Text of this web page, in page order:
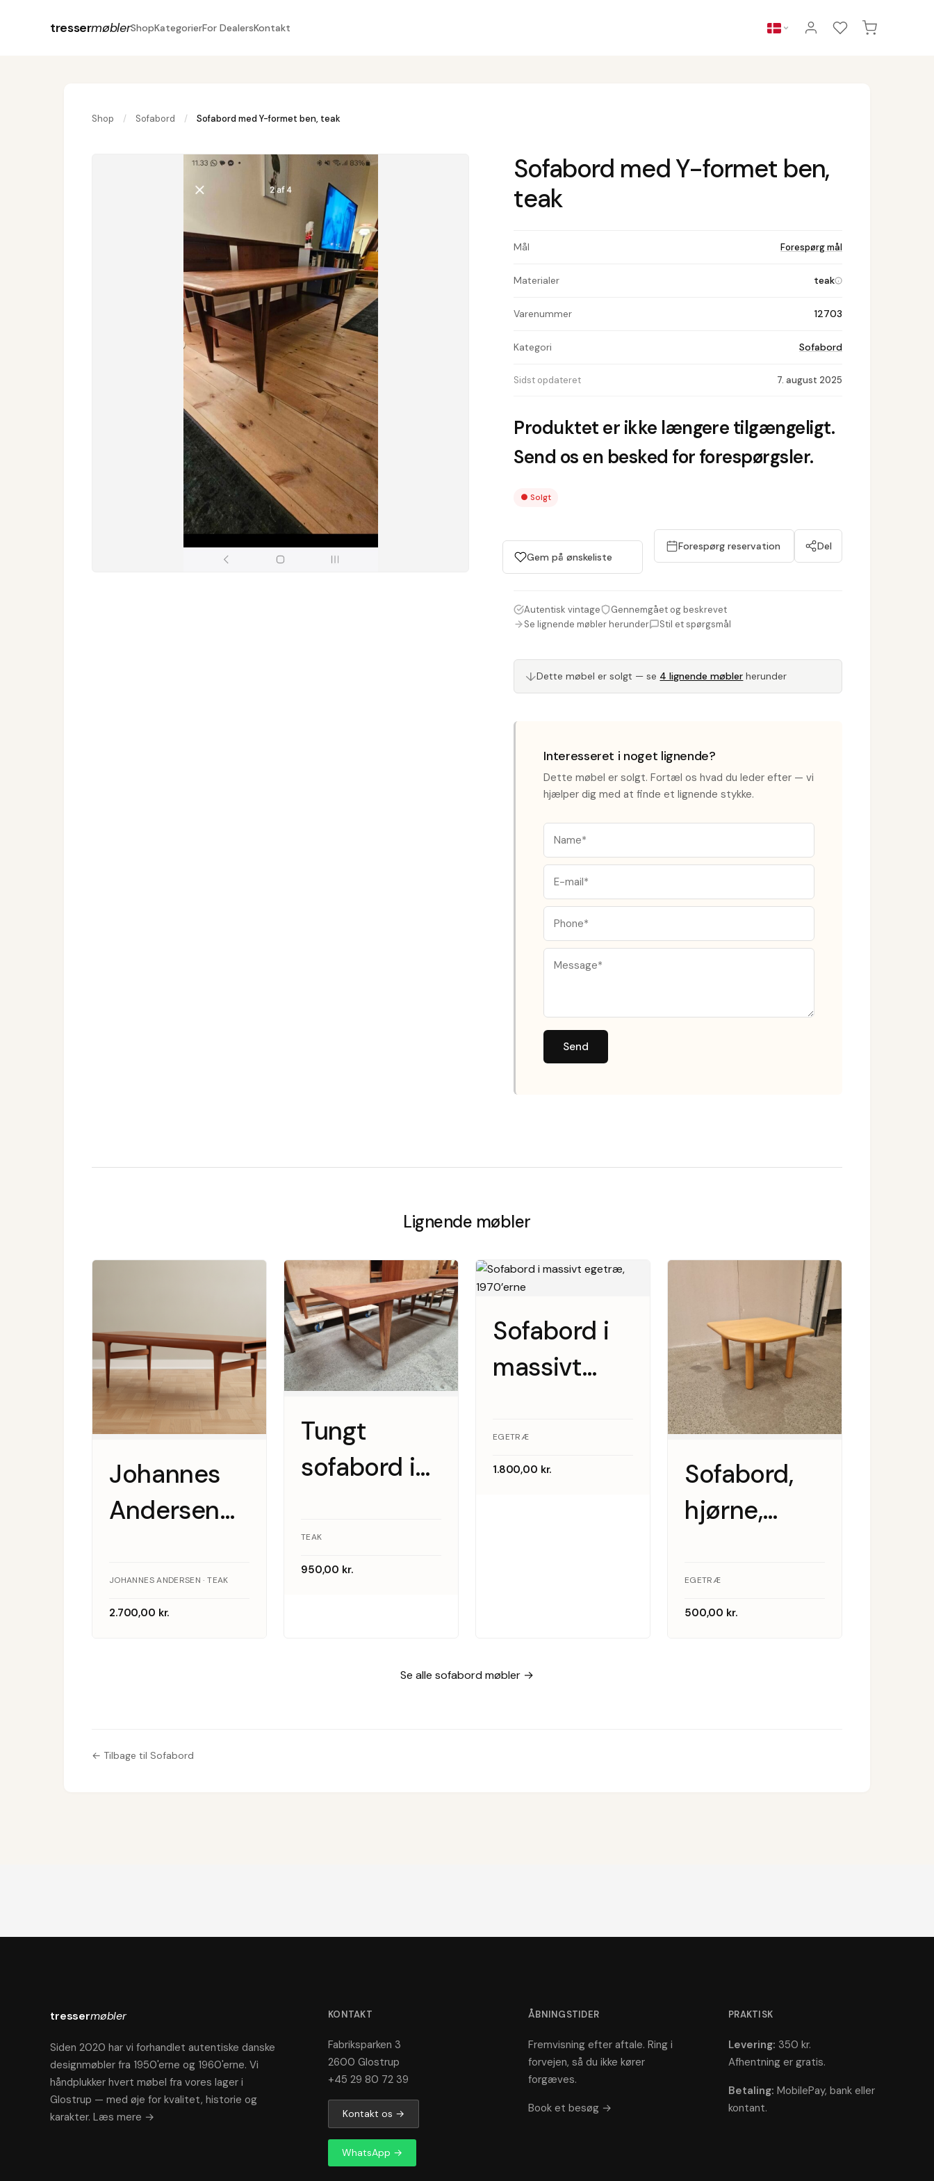
tressermøblerShopKategorierFor DealersKontakt
Shop / Sofabord / Sofabord med Y-formet ben, teak
Sofabord med Y-formet ben,
teak
Mål Forespørg mål
Materialer teak
Varenummer 12703
Kategori Sofabord
Sidst opdateret 7. august 2025
Produktet er ikke længere tilgængeligt.
Send os en besked for forespørgsler.
●Solgt
Gem på ønskeliste
Forespørg reservation Del
Autentisk vintage
Gennemgået og beskrevet
Se lignende møbler herunder
Stil et spørgsmål
↓Dette møbel er solgt — se 4 lignende møbler herunder
Interesseret i noget lignende?
Dette møbel er solgt. Fortæl os hvad du leder efter — vi
hjælper dig med at finde et lignende stykke.
Send
Lignende møbler
Johannes
Andersen
teak, Uldum
Møbelfabrik
JOHANNES ANDERSEN · TEAK
2.700,00 kr.
Tungt
sofabord i
TEAK
950,00 kr.
Sofabord i
massivt
1970’erne
EGETRÆ
1.800,00 kr.
Sofabord,
hjørne,
egetræ
EGETRÆ
500,00 kr.
Se alle sofabord møbler →
← Tilbage til Sofabord
tressermøbler
Siden 2020 har vi forhandlet autentiske danske
designmøbler fra 1950'erne og 1960'erne. Vi
håndplukker hvert møbel fra vores lager i
Glostrup — med øje for kvalitet, historie og
karakter. Læs mere →
KONTAKT
Fabriksparken 3
2600 Glostrup
+45 29 80 72 39
Kontakt os →
WhatsApp →
ÅBNINGSTIDER
Fremvisning efter aftale. Ring i
forvejen, så du ikke kører
forgæves.
Book et besøg →
PRAKTISK
Levering: 350 kr.
Afhentning er gratis.
Betaling: MobilePay, bank eller
kontant.